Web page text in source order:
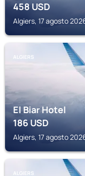
458USD
Algiers, 17 agosto
ALGIERS
El Biar Hotel
186USD
Algiers, 17 agosto
ALGIERS